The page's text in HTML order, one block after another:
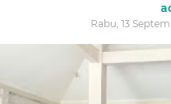
Rabu, 13